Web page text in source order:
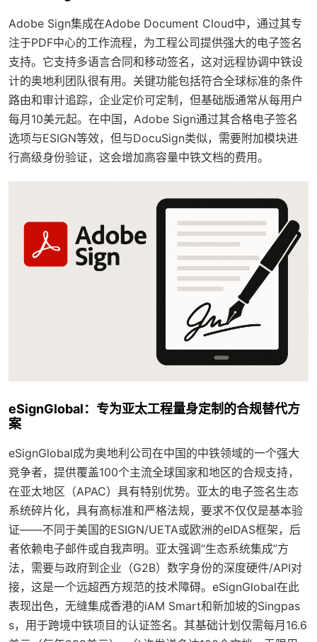
Adobe Sign集成在Adobe Document Cloud中，通过其专
注于PDF中心的工作流程，为工程公司提供强大的电子签名
支持。它支持多语言合同和移动签名，这对远程协调中铁设
计的奥地利团队很有用。关键功能包括符合全球标准的条件
路由和审计追踪，企业定价可定制，但基础版通常从每用户
每月10美元起。在中国，Adobe Sign通过其合格电子签名
选项与ESIGN等效，但与DocuSign类似，需要附加模块进
行高级身份验证，这会增加高容量中铁文档的费用。
eSignGlobal：专为亚太工程量身定制的合规替代方
案
eSignGlobal成为奥地利公司在中国的中铁领域的一个强大
竞争者，提供覆盖100个主流全球国家和地区的合规支持，
在亚太地区（APAC）具有特别优势。亚太的电子签名生态
系统碎片化，具有高标准和严格法规，要求不仅仅是基本验
证——不同于美国的ESIGN/UETA或欧洲的eIDAS框架，后
者依赖电子邮件或自我声明。亚太强调“生态系统集成”方
法，需要与政府到企业（G2B）数字身份的深度硬件/API对
接，这是一个远超西方规范的技术障碍。eSignGlobal在此
表现出色，无缝集成香港的iAM Smart和新加坡的Singpas
s，用于跨境中铁项目的认证签名。其基础计划仅需每月16.6